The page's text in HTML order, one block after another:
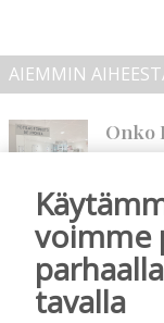
AIEMMIN
Onko
Kunta
Suvi
voimme
tavalla